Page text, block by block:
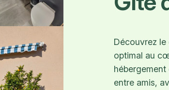
Découvrez
optimal au
entre amis,